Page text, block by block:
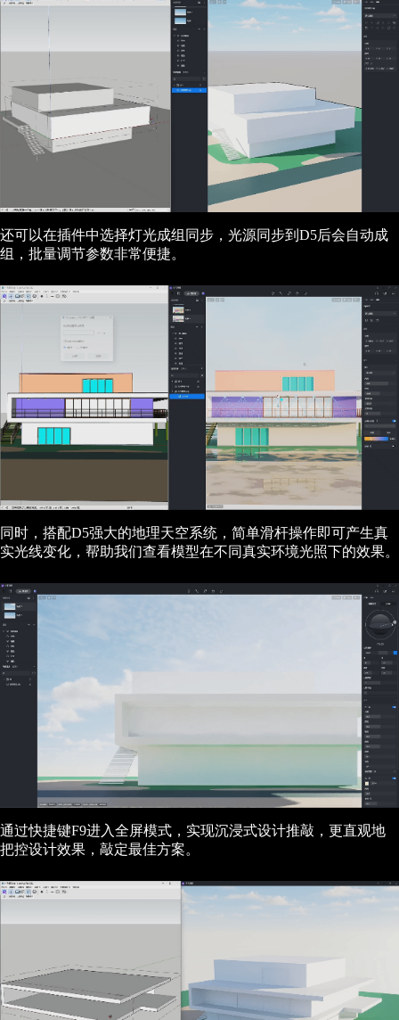
还可以在插件中选择灯光成组同步，光源同步到D5后会自动成
组，批量调节参数非常便捷。
同时，搭配D5强大的地理天空系统，简单滑杆操作即可产生真
实光线变化，帮助我们查看模型在不同真实环境光照下的效果。
通过快捷键F9进入全屏模式，实现沉浸式设计推敲，更直观地
把控设计效果，敲定最佳方案。